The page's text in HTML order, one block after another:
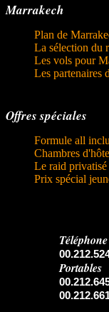
Marrakech
Plan de
La sélection du
Les vols pour
Les partenaires
Offres spéciales
Formule all
Chambres
Le raid privatisé
Prix spécial
Téléphone
Portables